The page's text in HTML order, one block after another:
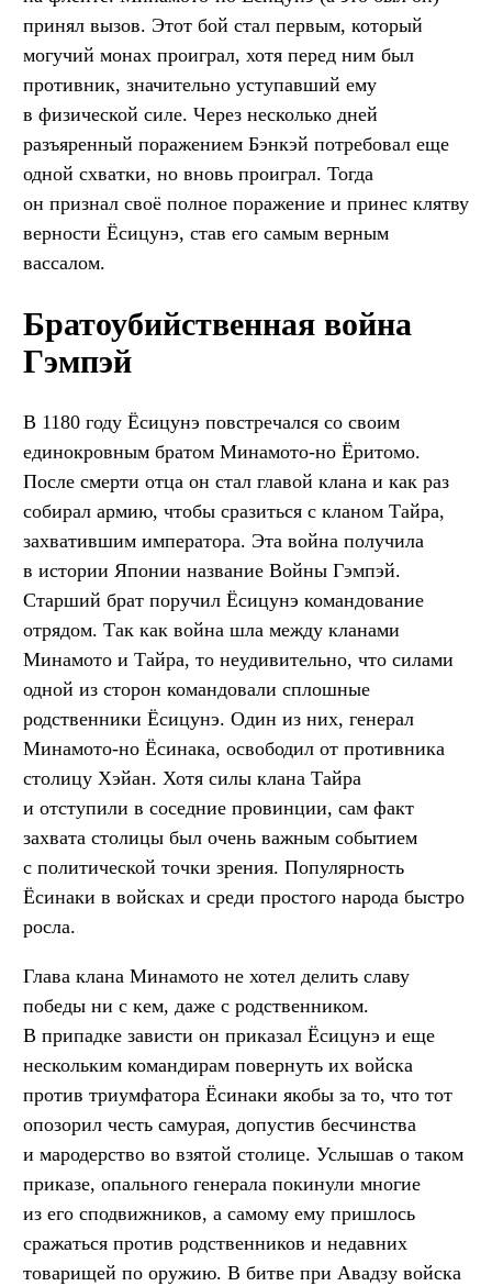
принял вызов. Этот бой стал первым, который
могучий монах проиграл, хотя перед ним был
противник, значительно уступавший ему
в физической силе. Через несколько дней
разъяренный поражением Бэнкэй потребовал еще
одной схватки, но вновь проиграл. Тогда
он признал своё полное поражение и принес клятву
верности Ёсицунэ, став его самым верным
вассалом.
Братоубийственная война
Гэмпэй
В 1180 году Ёсицунэ повстречался со своим
единокровным братом Минамото-но Ёритомо.
После смерти отца он стал главой клана и как раз
собирал армию, чтобы сразиться с кланом Тайра,
захватившим императора. Эта война получила
в истории Японии название Войны Гэмпэй.
Старший брат поручил Ёсицунэ командование
отрядом. Так как война шла между кланами
Минамото и Тайра, то неудивительно, что силами
одной из сторон командовали сплошные
родственники Ёсицунэ. Один из них, генерал
Минамото-но Ёсинака, освободил от противника
столицу Хэйан. Хотя силы клана Тайра
и отступили в соседние провинции, сам факт
захвата столицы был очень важным событием
с политической точки зрения. Популярность
Ёсинаки в войсках и среди простого народа быстро
росла.
Глава клана Минамото не хотел делить славу
победы ни с кем, даже с родственником.
В припадке зависти он приказал Ёсицунэ и еще
нескольким командирам повернуть их войска
против триумфатора Ёсинаки якобы за то, что тот
опозорил честь самурая, допустив бесчинства
и мародерство во взятой столице. Услышав о таком
приказе, опального генерала покинули многие
из его сподвижников, а самому ему пришлось
сражаться против родственников и недавних
товарищей по оружию. В битве при Авадзу войска